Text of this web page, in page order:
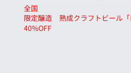
限定醸造 熟成クラフトビール「
40%OFF
全国